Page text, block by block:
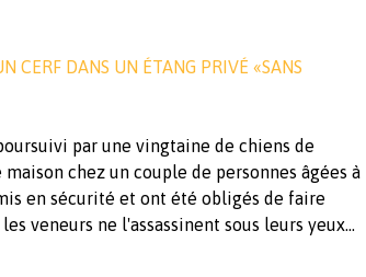
CERF DANS UN ÉTANG PRIVÉ «SANS
par une vingtaine de chiens de
chez un couple de personnes âgées à
en sécurité et ont été obligés de faire
veneurs ne l'assassinent sous leurs yeux...